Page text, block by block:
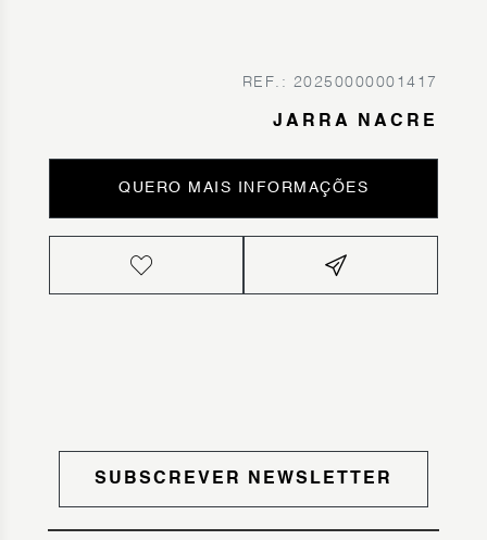
REF.: 20250000001417
JARRA NACRE
QUERO MAIS INFORMAÇÕES
SUBSCREVER NEWSLETTER